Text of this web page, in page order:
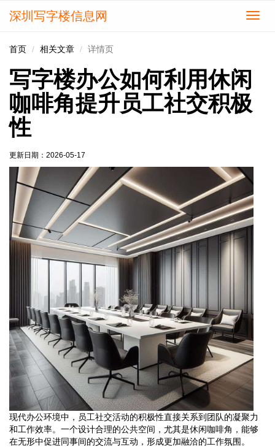
切
深圳写字楼信息网
首页 相关文章 详情页
写字楼办公如何利用休闲
咖啡角提升员工社交积极
性
更新日期： 2026-05-17
现代办公环境中，员工社交活动的积极性直接关系到团队的凝聚力
和工作效率。一个设计合理的公共空间，尤其是休闲咖啡角，能够
在无形中促进同事间的交流与互动，形成更加融洽的工作氛围。